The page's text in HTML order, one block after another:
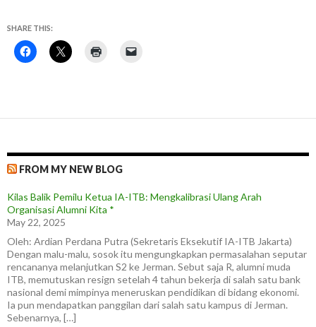
SHARE THIS:
FROM MY NEW BLOG
Kilas Balik Pemilu Ketua IA-ITB: Mengkalibrasi Ulang Arah
Organisasi Alumni Kita *
May 22, 2025
Oleh: Ardian Perdana Putra (Sekretaris Eksekutif IA-ITB Jakarta)
Dengan malu-malu, sosok itu mengungkapkan permasalahan seputar
rencananya melanjutkan S2 ke Jerman. Sebut saja R, alumni muda
ITB, memutuskan resign setelah 4 tahun bekerja di salah satu bank
nasional demi mimpinya meneruskan pendidikan di bidang ekonomi.
Ia pun mendapatkan panggilan dari salah satu kampus di Jerman.
Sebenarnya, […]